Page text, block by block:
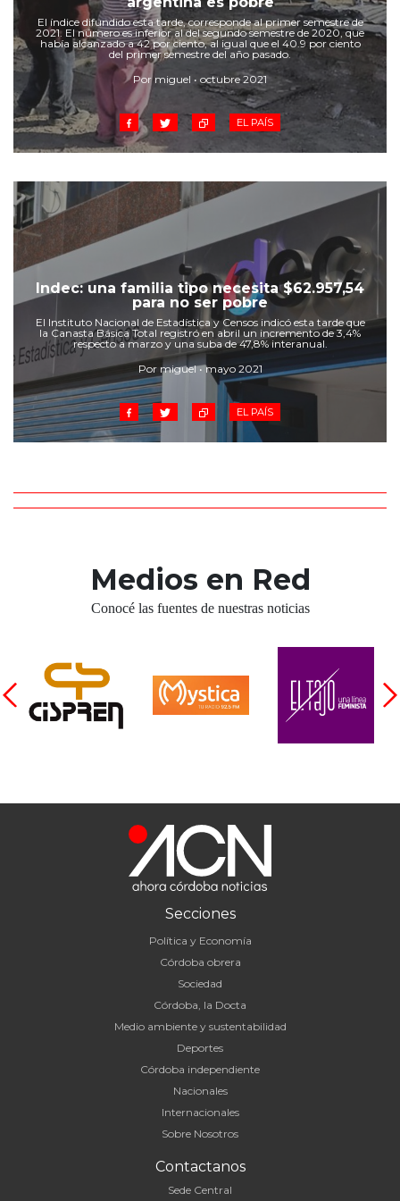
Cruz del Eje
Corredor de Ansenuza
La Carlota y zona
Laboulaye y sur
Bell Ville
Río Tercero
Despeñaderos
El índice difundido esta tarde, corresponde al primer semestre de
2021. El número es inferior al del segundo semestre de 2020, que
había alcanzado a 42 por ciento, al igual que el 40.9 por ciento
del primer semestre del año pasado.
Por miguel • octubre 2021
EL PAÍS
Indec: una familia tipo necesita $62.957,54
para no ser pobre
El Instituto Nacional de Estadística y Censos indicó esta tarde que
la Canasta Básica Total registró en abril un incremento de 3,4%
respecto a marzo y una suba de 47,8% interanual.
Por miguel • mayo 2021
EL PAÍS
Medios en Red
Conocé las fuentes de nuestras noticias
Secciones
Política y Economía
Córdoba obrera
Sociedad
Córdoba, la Docta
Medio ambiente y sustentabilidad
Deportes
Córdoba independiente
Nacionales
Internacionales
Sobre Nosotros
Contactanos
Sede Central